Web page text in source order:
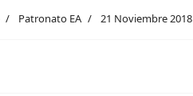
Patronato EA 21 Noviembre 2018